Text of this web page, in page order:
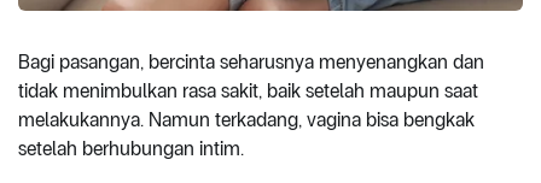
Bagi pasangan, bercinta seharusnya menyenangkan dan
tidak menimbulkan rasa sakit, baik setelah maupun saat
melakukannya. Namun terkadang, vagina bisa bengkak
setelah berhubungan intim.